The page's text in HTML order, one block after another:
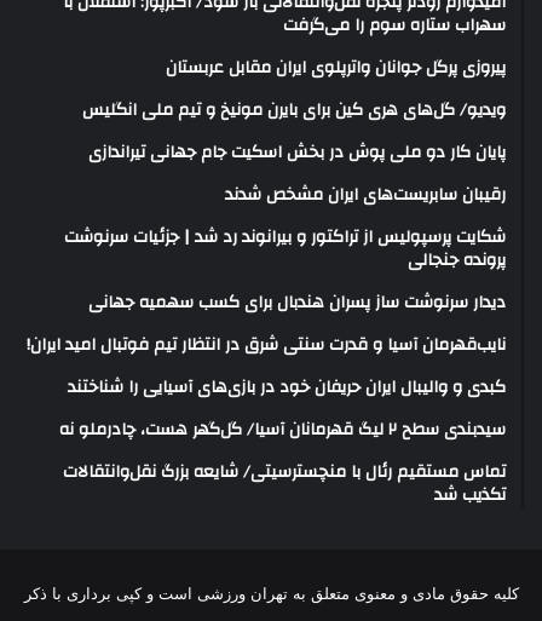
سهراب ستاره سوم را می‌گرفت
پیروزی پرگل جوانان واترپلوی ایران مقابل عربستان
ویدیو/ گل‌های هری‌ کین برای بایرن مونیخ و تیم ملی انگلیس
پایان کار دو ملی پوش در بخش اسکیت جام جهانی تیراندازی
رقیبان سابریست‌های ایران مشخص شدند
شکایت پرسپولیس از تراکتور و بیرانوند رد شد | جزئیات سرنوشت
پرونده جنجالی
دیدار سرنوشت ساز پسران هندبال برای کسب سهمیه جهانی
نایب‌قهرمان آسیا و قدرت سنتی شرق در انتظار تیم فوتبال امید ایران!
کبدی و والیبال ایران حریفان خود در بازی‌های آسیایی را شناختند
سیدبندی سطح ۲ لیگ قهرمانان آسیا/ گل‌گهر هست، چادرملو نه
تماس مستقیم رئال با منچسترسیتی/ شایعه بزرگ نقل‌وانتقالات
تکذیب شد
کلیه حقوق مادی و معنوی متعلق به تهران ورزشی است و کپی برداری با ذکر